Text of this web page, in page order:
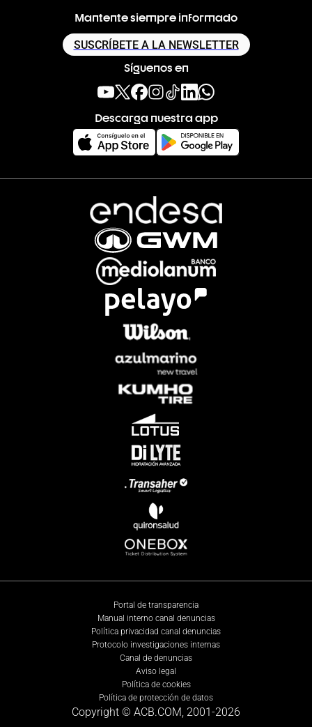
Mantente siempre informado
SUSCRÍBETE A LA NEWSLETTER
Síguenos en
Descarga nuestra app
Portal de transparencia
Manual interno canal denuncias
Política privacidad canal denuncias
Protocolo investigaciones internas
Canal de denuncias
Aviso legal
Política de cookies
Política de protección de datos
Copyright © ACB.COM, 2001-2026